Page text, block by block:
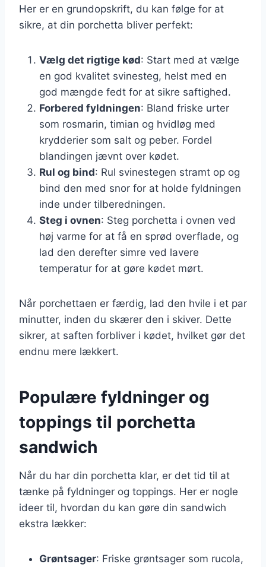
Her er en grundopskrift, du kan følge for at
sikre, at din porchetta bliver perfekt:
Vælg det rigtige kød: Start med at vælge
en god kvalitet svinesteg, helst med en
god mængde fedt for at sikre saftighed.
Forbered fyldningen: Bland friske urter
som rosmarin, timian og hvidløg med
krydderier som salt og peber. Fordel
blandingen jævnt over kødet.
Rul og bind: Rul svinestegen stramt op og
bind den med snor for at holde fyldningen
inde under tilberedningen.
Steg i ovnen: Steg porchetta i ovnen ved
høj varme for at få en sprød overflade, og
lad den derefter simre ved lavere
temperatur for at gøre kødet mørt.
Når porchettaen er færdig, lad den hvile i et par
minutter, inden du skærer den i skiver. Dette
sikrer, at saften forbliver i kødet, hvilket gør det
endnu mere lækkert.
Populære fyldninger og
toppings til porchetta
sandwich
Når du har din porchetta klar, er det tid til at
tænke på fyldninger og toppings. Her er nogle
ideer til, hvordan du kan gøre din sandwich
ekstra lækker:
Grøntsager: Friske grøntsager som rucola,